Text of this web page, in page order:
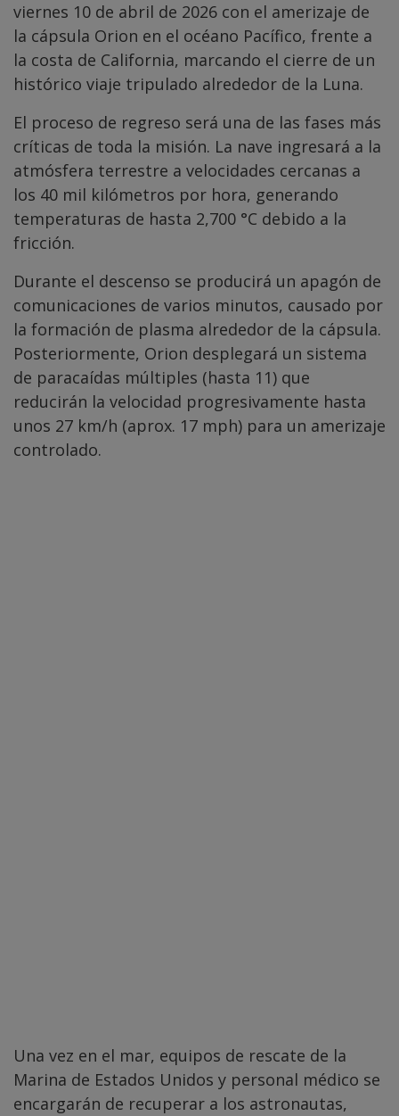
viernes 10 de abril de 2026 con el amerizaje de
la cápsula Orion en el océano Pacífico, frente a
la costa de California, marcando el cierre de un
histórico viaje tripulado alrededor de la Luna.
El proceso de regreso será una de las fases más
críticas de toda la misión. La nave ingresará a la
atmósfera terrestre a velocidades cercanas a
los 40 mil kilómetros por hora, generando
temperaturas de hasta 2,700 °C debido a la
fricción.
Durante el descenso se producirá un apagón de
comunicaciones de varios minutos, causado por
la formación de plasma alrededor de la cápsula.
Posteriormente, Orion desplegará un sistema
de paracaídas múltiples (hasta 11) que
reducirán la velocidad progresivamente hasta
unos 27 km/h (aprox. 17 mph) para un amerizaje
controlado.
Una vez en el mar, equipos de rescate de la
Marina de Estados Unidos y personal médico se
encargarán de recuperar a los astronautas,